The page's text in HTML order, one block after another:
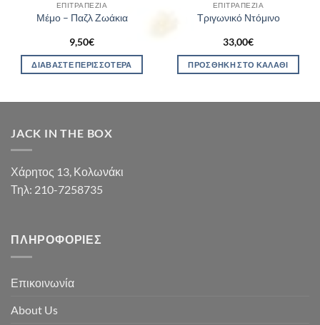
ΕΠΙΤΡΑΠΈΖΙΑ
Μέμο – Παζλ Ζωάκια
9,50€
ΔΙΑΒΆΣΤΕ ΠΕΡΙΣΣΌΤΕΡΑ
ΕΠΙΤΡΑΠΈΖΙΑ
Τριγωνικό Ντόμινο
33,00€
ΠΡΟΣΘΉΚΗ ΣΤΟ ΚΑΛΆΘΙ
JACK IN THE BOX
Χάρητος 13, Κολωνάκι
Τηλ: 210-7258735
ΠΛΗΡΟΦΟΡΊΕΣ
Επικοινωνία
About Us